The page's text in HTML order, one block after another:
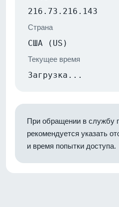
216.73.216.143
Страна
США (US)
Текущее время
Загрузка...
При обращении в службу
рекомендуется указать
и время попытки доступа.